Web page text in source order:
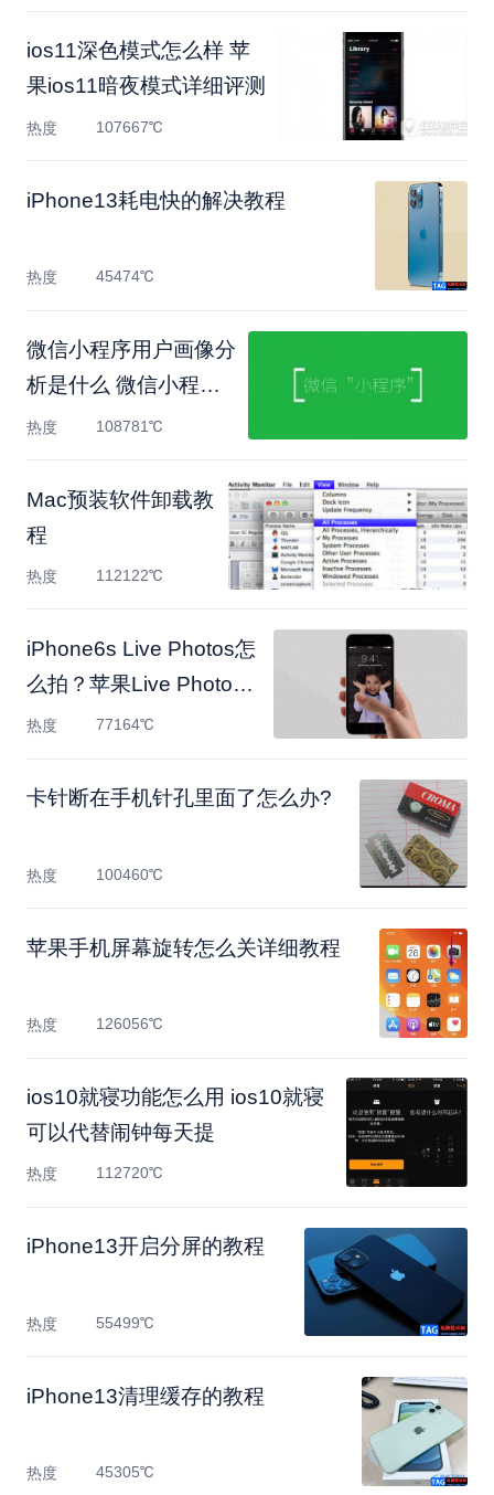
ios11深色模式怎么样 苹
果ios11暗夜模式详细评测
热度 107667℃
​iPhone13耗电快的解决教程
热度 45474℃
微信小程序用户画像分
析是什么 微信小程序
分析
热度 108781℃
Mac预装软件卸载教
程
热度 112122℃
iPhone6s Live Photos怎
么拍？苹果Live Photos
怎么用
热度 77164℃
卡针断在手机针孔里面了怎么办?
热度 100460℃
苹果手机屏幕旋转怎么关详细教程
热度 126056℃
ios10就寝功能怎么用 ios10就寝
可以代替闹钟每天提
热度 112720℃
​iPhone13开启分屏的教程
热度 55499℃
​iPhone13清理缓存的教程
热度 45305℃